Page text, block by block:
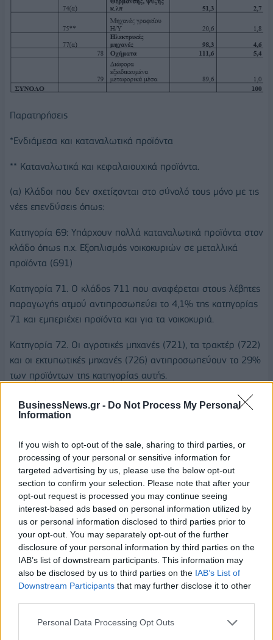
BusinessNews.gr - Do Not Process My Personal
Information
If you wish to opt-out of the sale, sharing to third parties, or
processing of your personal or sensitive information for
targeted advertising by us, please use the below opt-out
section to confirm your selection. Please note that after your
opt-out request is processed you may continue seeing
interest-based ads based on personal information utilized by
us or personal information disclosed to third parties prior to
your opt-out. You may separately opt-out of the further
disclosure of your personal information by third parties on the
IAB’s list of downstream participants. This information may
also be disclosed by us to third parties on the IAB’s List of
Downstream Participants that may further disclose it to other
Personal Data Processing Opt Outs
Παρατηρήσεις
*Ενδιάμεσα και καταναλωτικά προϊόντα
** Καταναλωτικά και κεφαλαιουχικά προϊόντα.
(α) Κλάδοι που δεν σχετίζονται στο σύνολό τους μόνο με τις
νέες επενδύσεις όπως:
Κατηγορία 69: Υπάρχουν πολλά καταναλωτικά προϊόντα στον
κλάδο όπως π.χ. Εξοπλισμός νοικοκυριών σε μεταλλικά
προϊόντα (691)
Κατηγορία 71. Ο κλάδος 711 που αναφέρεται στους λέβητες
παραγωγής ατμού αντιπροσωπεύει το 4,1% της κατηγορίας
71 και εμπεριέχει προϊόντα και για τα νοικοκυριά.
Κατηγορία 72. Οι αγροτικές μηχανές (721), τα τρακτέρ (722)
και οι εκτυπωτικές μηχανές (726) αντιπροσωπεύουν το 29%
των προϊόντων της κατηγορίας αυτής.
Κατηγορία 74. Ο εξοπλισμός για θέρμανση-ψύξη (741)
χρησιμοποιείται κυρίως από τα νοικοκυριά και
Κατηγορία 76. Τα προϊόντα ήχου και ο τηλεπικοινωνιακός
εξοπλισμός χρησιμοποιούνται εν πολλοίς από τα νοικοκυριά.
Κατηγορία 77. Οι κλάδοι, που δεν έχουν σχέση με τις
επενδύσεις στη βιομηχανία, όπως του διαγνωστικού
εξοπλισμού της ιατρικής (774) και του ηλεκτρικού
εξοπλισμού των νοικοκυριών (775), αντιπροσωπεύουν το
28% των εισαγωγών της κατηγορίας αυτής.
Από την ανωτέρω καταγραφή διαπιστώνεται ότι τα
και άλλα ενδιάμεσα προϊόντα που χρησιμοποιούνται στην